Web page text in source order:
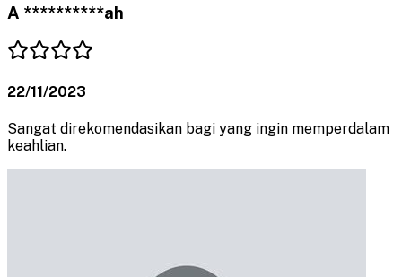
A **********ah
22/11/2023
Sangat direkomendasikan bagi yang ingin memperdalam
keahlian.